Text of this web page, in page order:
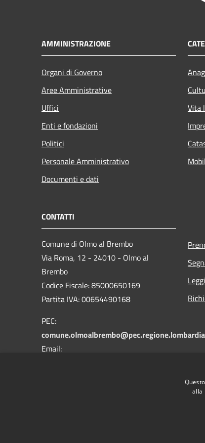
AMMINISTRAZIONE
Organi di Governo
Aree Amministrative
Uffici
Enti e fondazioni
Politici
Personale Amministrativo
Documenti e dati
Vita
CONTATTI
Comune di Olmo al Brembo
Via Roma, 12 - 24010 - Olmo al
Brembo
Codice Fiscale: 85000650169
Partita IVA: 00654490168
PEC:
Email:
alla